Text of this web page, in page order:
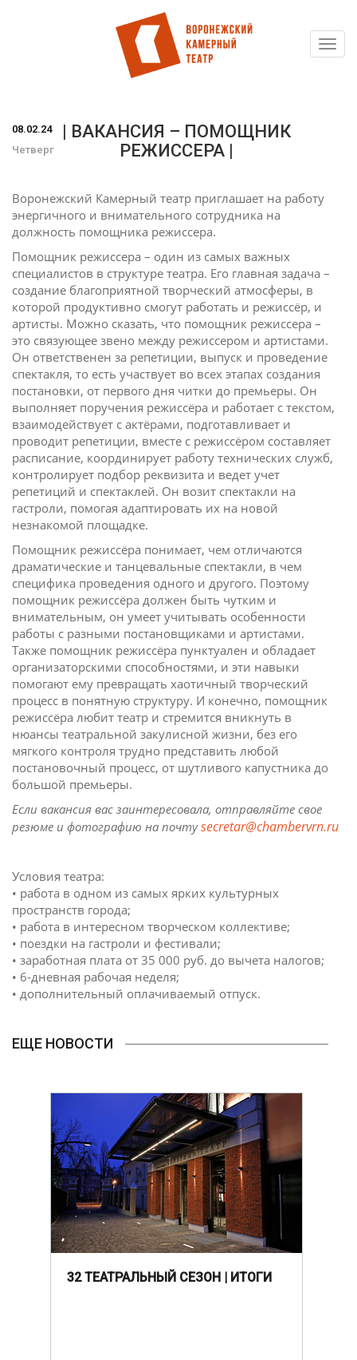
08.02.24
Четверг
| ВАКАНСИЯ – ПОМОЩНИК
РЕЖИССЕРА |
Воронежский Камерный театр приглашает на работу
энергичного и внимательного сотрудника на
должность помощника режиссера.
Помощник режиссера – один из самых важных
специалистов в структуре театра. Его главная задача –
создание благоприятной творческий атмосферы, в
которой продуктивно смогут работать и режиссёр, и
артисты. Можно сказать, что помощник режиссера –
это связующее звено между режиссером и артистами.
Он ответственен за репетиции, выпуск и проведение
спектакля, то есть участвует во всех этапах создания
постановки, от первого дня читки до премьеры. Он
выполняет поручения режиссёра и работает с текстом,
взаимодействует с актёрами, подготавливает и
проводит репетиции, вместе с режиссёром составляет
расписание, координирует работу технических служб,
контролирует подбор реквизита и ведет учет
репетиций и спектаклей. Он возит спектакли на
гастроли, помогая адаптировать их на новой
незнакомой площадке.
Помощник режиссёра понимает, чем отличаются
драматические и танцевальные спектакли, в чем
специфика проведения одного и другого. Поэтому
помощник режиссёра должен быть чутким и
внимательным, он умеет учитывать особенности
работы с разными постановщиками и артистами.
Также помощник режиссёра пунктуален и обладает
организаторскими способностями, и эти навыки
помогают ему превращать хаотичный творческий
процесс в понятную структуру. И конечно, помощник
режиссёра любит театр и стремится вникнуть в
нюансы театральной закулисной жизни, без его
мягкого контроля трудно представить любой
постановочный процесс, от шутливого капустника до
большой премьеры.
Если вакансия вас заинтересовала, отправляйте свое
резюме и фотографию на почту secretar@chambervrn.ru
Условия театра:
• работа в одном из самых ярких культурных
пространств города;
• работа в интересном творческом коллективе;
• поездки на гастроли и фестивали;
• заработная плата от 35 000 руб. до вычета налогов;
• 6-дневная рабочая неделя;
• дополнительный оплачиваемый отпуск.
ЕЩЕ НОВОСТИ
32 ТЕАТРАЛЬНЫЙ СЕЗОН | ИТОГИ